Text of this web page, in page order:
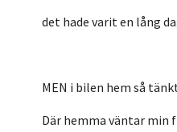
det hade varit en lång
MEN i bilen hem så
Där hemma väntar min